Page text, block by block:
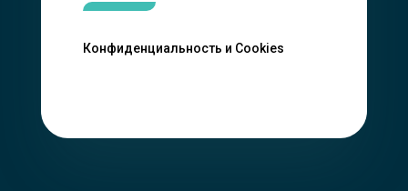
Конфиденциальность и Cookies